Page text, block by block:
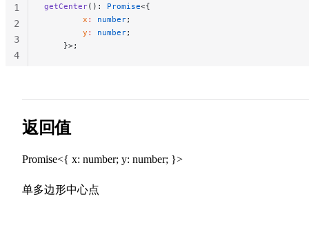
getCenter(): Promise<{
        x
: number;
        y
: number;
    }>;
1
2
3
4
返回值
Promise<{ x: number; y: number; }>
单多边形中心点